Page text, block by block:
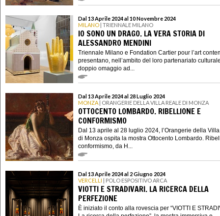
Dal 13 Aprile 2024 al 10 Novembre 2024
MILANO | TRIENNALE MILANO
IO SONO UN DRAGO. LA VERA STORIA DI
ALESSANDRO MENDINI
Triennale Milano e Fondation Cartier pour l’art
presentano, nell’ambito del loro partenariato
doppio omaggio ad...
Dal 13 Aprile 2024 al 28 Luglio 2024
MONZA | ORANGERIE DELLA VILLA REALE DI MONZA
OTTOCENTO LOMBARDO. RIBELLIONE E
CONFORMISMO
Dal 13 aprile al 28 luglio 2024, l’Orangerie della
di Monza ospita la mostra Ottocento Lombardo.
conformismo, da H...
Dal 13 Aprile 2024 al 2 Giugno 2024
VERCELLI | POLO ESPOSITIVO ARCA
VIOTTI E STRADIVARI. LA RICERCA DELLA
PERFEZIONE
È iniziato il conto alla rovescia per “VIOTTI E